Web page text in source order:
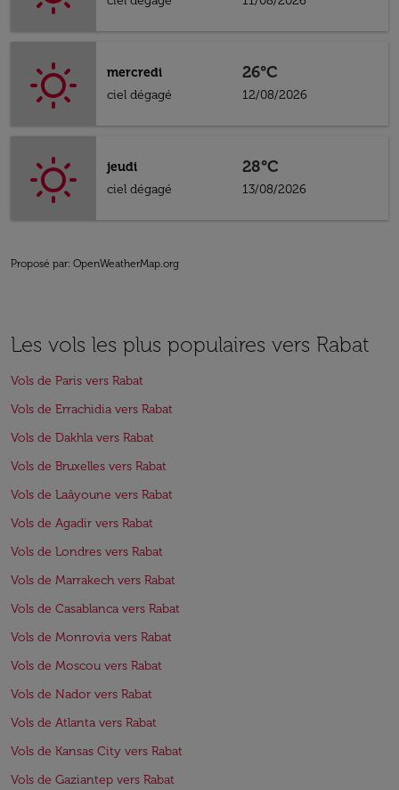
mercredi
ciel dégagé
26°C
12/08/2026
jeudi
ciel dégagé
28°C
13/08/2026
Proposé par: OpenWeatherMap.org
Les vols les plus populaires vers Rabat
Vols de Paris vers Rabat
Vols de Errachidia vers Rabat
Vols de Dakhla vers Rabat
Vols de Bruxelles vers Rabat
Vols de Laâyoune vers Rabat
Vols de Agadir vers Rabat
Vols de Londres vers Rabat
Vols de Marrakech vers Rabat
Vols de Casablanca vers Rabat
Vols de Monrovia vers Rabat
Vols de Moscou vers Rabat
Vols de Nador vers Rabat
Vols de Atlanta vers Rabat
Vols de Kansas City vers Rabat
Vols de Gaziantep vers Rabat